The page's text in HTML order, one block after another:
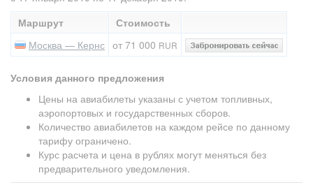
Маршрут
Стоимость
Москва — Кернс от 71 000 RUR
Условия данного предложения
Цены на авиабилеты указаны с учетом топливных,
аэропортовых и государственных сборов.
Количество авиабилетов на каждом рейсе по данному
тарифу ограничено.
Курс расчета и цена в рублях могут меняться без
предварительного уведомления.